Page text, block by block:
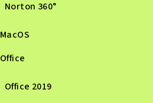
Norton 360°
MacOS
Office
Office 2019